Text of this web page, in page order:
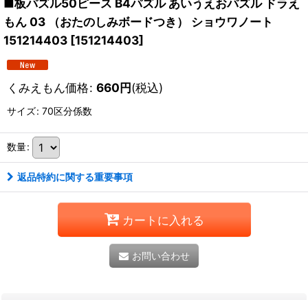
■板パズル50ピース B4パズル あいうえおパズル ドラえ
もん 03 （おたのしみボードつき） ショウワノート
151214403 [151214403]
くみえもん価格: 660円(税込)
サイズ: 70区分係数
数量:
返品特約に関する重要事項
カートに入れる
お問い合わせ